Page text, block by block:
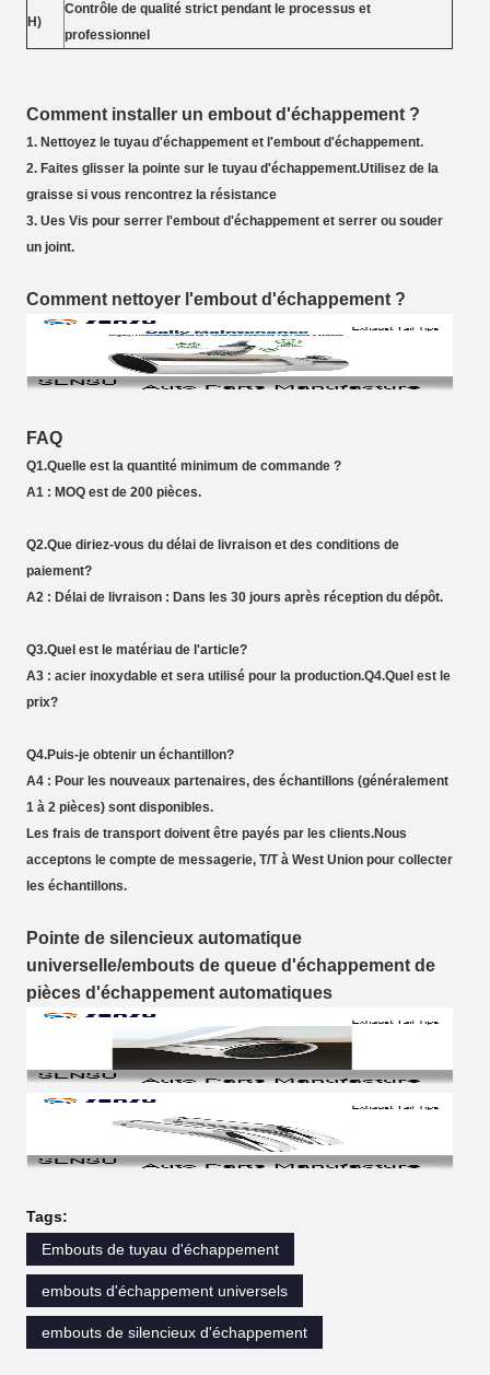
H)
Contrôle de qualité strict pendant le processus et
professionnel
Comment installer un embout d'échappement ?
1. Nettoyez le tuyau d'échappement et l'embout d'échappement.
2. Faites glisser la pointe sur le tuyau d'échappement.Utilisez de la
graisse si vous rencontrez la résistance
3. Ues Vis pour serrer l'embout d'échappement et serrer ou souder
un joint.
Comment nettoyer l'embout d'échappement ?
FAQ
Q1.Quelle est la quantité minimum de commande ?
A1 : MOQ est de 200 pièces.
Q2.Que diriez-vous du délai de livraison et des conditions de
paiement?
A2 : Délai de livraison : Dans les 30 jours après réception du dépôt.
Q3.Quel est le matériau de l'article?
A3 : acier inoxydable et sera utilisé pour la production.Q4.Quel est le
prix?
Q4.Puis-je obtenir un échantillon?
A4 : Pour les nouveaux partenaires, des échantillons (généralement
1 à 2 pièces) sont disponibles.
Les frais de transport doivent être payés par les clients.Nous
acceptons le compte de messagerie, T/T à West Union pour collecter
les échantillons.
Pointe de silencieux automatique
universelle/embouts de queue d'échappement de
pièces d'échappement automatiques
Tags:
Embouts de tuyau d'échappement
embouts d'échappement universels
embouts de silencieux d'échappement